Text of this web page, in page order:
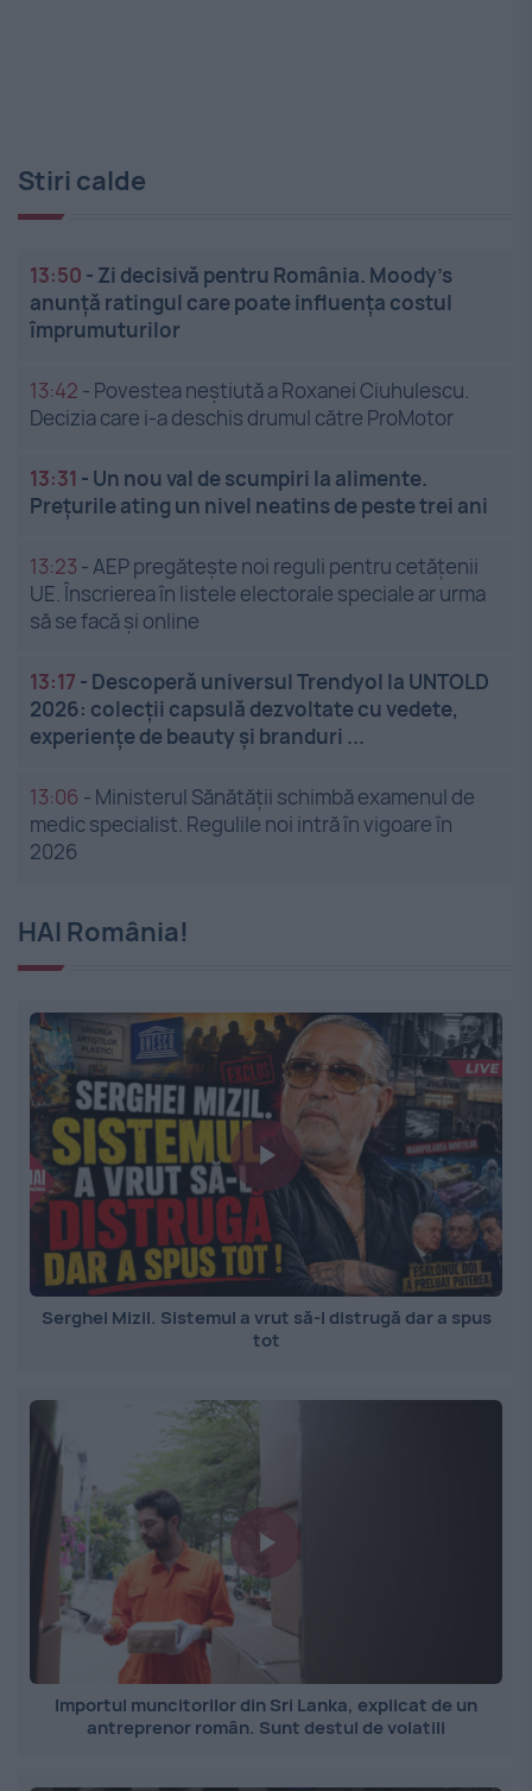
Stiri calde
13:50 - Zi decisivă pentru România. Moody’s
anunță ratingul care poate influența costul
împrumuturilor
13:42 - Povestea neștiută a Roxanei Ciuhulescu.
Decizia care i-a deschis drumul către ProMotor
13:31 - Un nou val de scumpiri la alimente.
Prețurile ating un nivel neatins de peste trei ani
13:23 -AEP pregătește noi reguli pentru cetățenii
UE. Înscrierea în listele electorale speciale ar urma
să se facă și online
13:17 - Descoperă universul Trendyol la UNTOLD
2026: colecții capsulă dezvoltate cu vedete,
experiențe de beauty și branduri ...
13:06 - Ministerul Sănătății schimbă examenul de
medic specialist. Regulile noi intră în vigoare în
2026
HAI România!
Serghei Mizil. Sistemul a vrut să-l distrugă dar a spus
tot
Importul muncitorilor din Sri Lanka, explicat de un
antreprenor român. Sunt destul de volatili